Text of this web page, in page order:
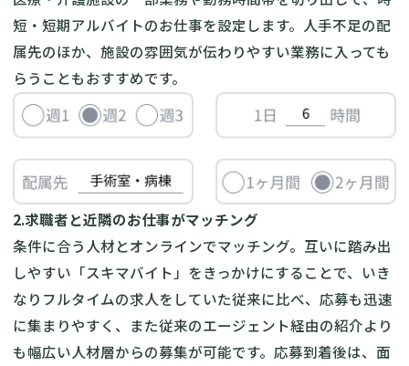
短・短期アルバイトのお仕事を設定します。人手不足の配
属先のほか、施設の雰囲気が伝わりやすい業務に入っても
らうこともおすすめです。
2.求職者と近隣のお仕事がマッチング
条件に合う人材とオンラインでマッチング。互いに踏み出
しやすい「スキマバイト」をきっかけにすることで、いき
なりフルタイムの求人をしていた従来に比べ、応募も迅速
に集まりやすく、また従来のエージェント経由の紹介より
も幅広い人材層からの募集が可能です。応募到着後は、面